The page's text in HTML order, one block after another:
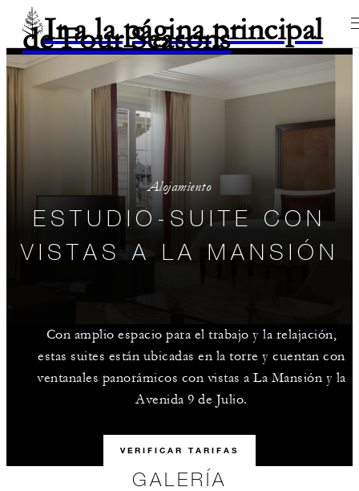
Ir a la página principal
de Four Seasons
Alojamiento
ESTUDIO-SUITE CON
VISTAS A LA MANSIÓN
Con amplio espacio para el trabajo y la relajación,
estas suites están ubicadas en la torre y cuentan con
ventanales panorámicos con vistas a La Mansión y la
Avenida 9 de Julio.
VERIFICAR TARIFAS
GALERÍA